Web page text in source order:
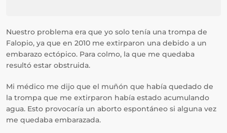
Nuestro problema era que yo solo tenía una trompa de
Falopio, ya que en 2010 me extirparon una debido a un
embarazo ectópico. Para colmo, la que me quedaba
resultó estar obstruida.
Mi médico me dijo que el muñón que había quedado de
la trompa que me extirparon había estado acumulando
agua. Esto provocaría un aborto espontáneo si alguna vez
me quedaba embarazada.